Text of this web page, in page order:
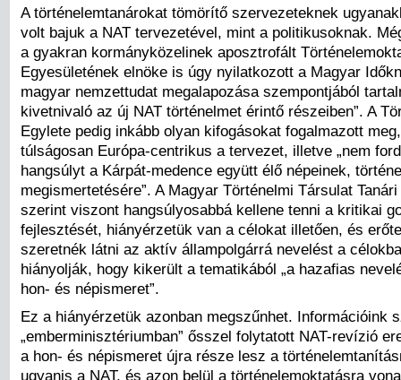
A történelemtanárokat tömörítő szervezeteknek
volt bajuk a NAT tervezetével, mint a politikusoknak.
a gyakran kormányközelinek aposztrofált
Egyesületének elnöke is úgy nyilatkozott a Magyar
magyar nemzettudat megalapozása szempontjából
kivetnivaló az új NAT történelmet érintő részeiben”. A
Egylete pedig inkább olyan kifogásokat fogalmazott
túlságosan Európa-centrikus a tervezet, illetve „nem
hangsúlyt a Kárpát-medence együtt élő népeinek,
megismertetésére”. A Magyar Történelmi Társulat Tanári
szerint viszont hangsúlyosabbá kellene tenni a kritikai
fejlesztését, hiányérzetük van a célokat illetően, és
szeretnék látni az aktív állampolgárrá nevelést a
hiányolják, hogy kikerült a tematikából „a hazafias
hon- és népismeret”.
Ez a hiányérzetük azonban megszűnhet. Információink
„emberminisztériumban” ősszel folytatott NAT-revízió
a hon- és népismeret újra része lesz a
ugyanis a NAT, és azon belül a történelemoktatásra